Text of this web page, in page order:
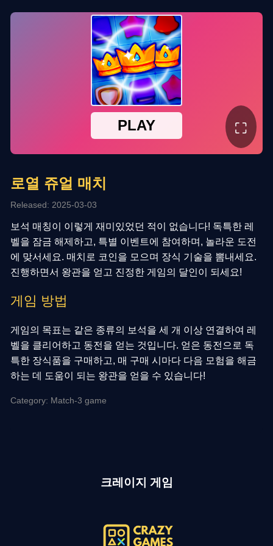
⛶
로열 쥬얼 매치
Released: 2025-03-03
보석 매칭이 이렇게 재미있었던 적이 없습니다! 독특한 레
벨을 잠금 해제하고, 특별 이벤트에 참여하며, 놀라운 도전
에 맞서세요. 매치로 코인을 모으며 장식 기술을 뽐내세요.
진행하면서 왕관을 얻고 진정한 게임의 달인이 되세요!
게임 방법
게임의 목표는 같은 종류의 보석을 세 개 이상 연결하여 레
벨을 클리어하고 동전을 얻는 것입니다. 얻은 동전으로 독
특한 장식품을 구매하고, 매 구매 시마다 다음 모험을 해금
하는 데 도움이 되는 왕관을 얻을 수 있습니다!
Category: Match-3 game
크레이지 게임